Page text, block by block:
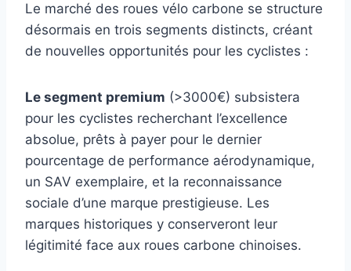
Le marché des roues vélo carbone se structure
désormais en trois segments distincts, créant
de nouvelles opportunités pour les cyclistes :
Le segment premium (>3000€) subsistera
pour les cyclistes recherchant l’excellence
absolue, prêts à payer pour le dernier
pourcentage de performance aérodynamique,
un SAV exemplaire, et la reconnaissance
sociale d’une marque prestigieuse. Les
marques historiques y conserveront leur
légitimité face aux roues carbone chinoises.